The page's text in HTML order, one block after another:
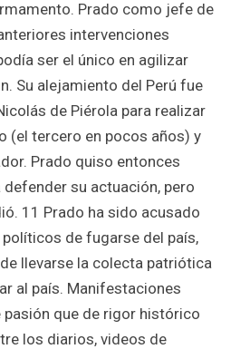
Prado como jefe de
intervenciones
ser el único en agilizar
Su alejamiento del Perú fue
de Piérola para realizar
(el tercero en pocos años) y
Prado quiso entonces
defender su actuación, pero
11 Prado ha sido acusado
de fugarse del país,
llevarse la colecta patriótica
al país. Manifestaciones
pasión que de rigor histórico
los diarios, videos de